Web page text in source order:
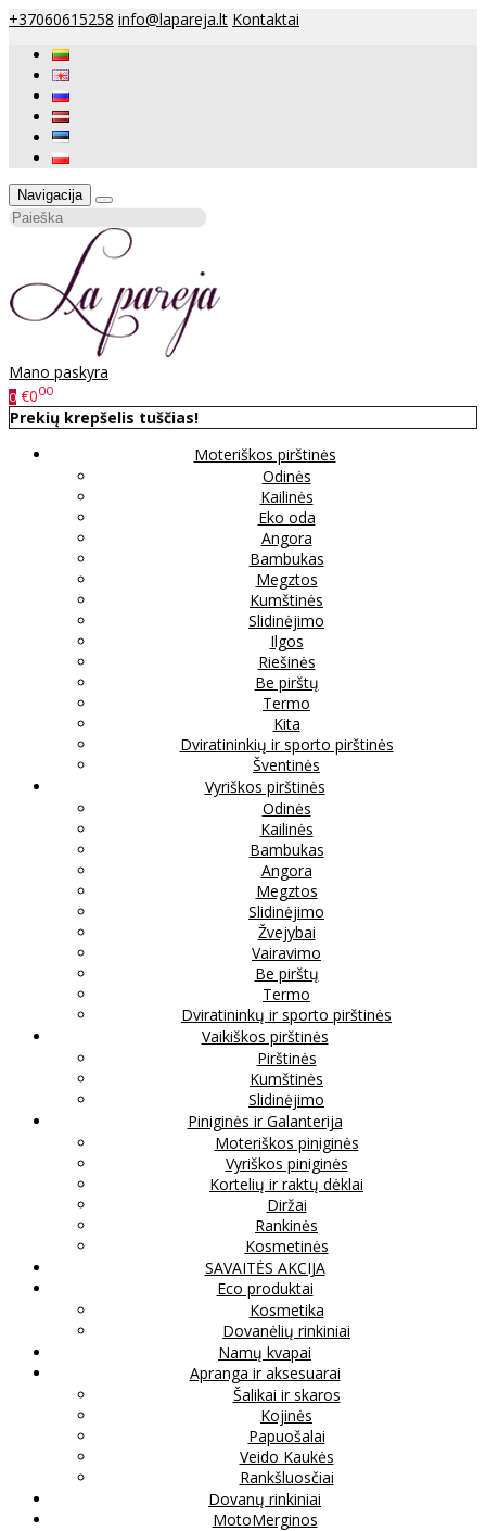
+37060615258 info@lapareja.lt Kontaktai
Navigacija
Mano paskyra
0 €000
Prekių krepšelis tuščias!
Moteriškos pirštinės
Odinės
Kailinės
Eko oda
Angora
Bambukas
Megztos
Kumštinės
Slidinėjimo
Ilgos
Riešinės
Be pirštų
Termo
Kita
Dviratininkių ir sporto pirštinės
Šventinės
Vyriškos pirštinės
Odinės
Kailinės
Bambukas
Angora
Megztos
Slidinėjimo
Žvejybai
Vairavimo
Be pirštų
Termo
Dviratininkų ir sporto pirštinės
Vaikiškos pirštinės
Pirštinės
Kumštinės
Slidinėjimo
Piniginės ir Galanterija
Moteriškos piniginės
Vyriškos piniginės
Kortelių ir raktų dėklai
Diržai
Rankinės
Kosmetinės
SAVAITĖS AKCIJA
Eco produktai
Kosmetika
Dovanėlių rinkiniai
Namų kvapai
Apranga ir aksesuarai
Šalikai ir skaros
Kojinės
Papuošalai
Veido Kaukės
Rankšluosčiai
Dovanų rinkiniai
MotoMerginos